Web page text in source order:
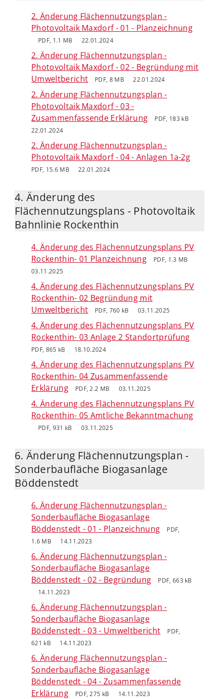
2. Änderung Flächennutzungsplan -
Photovoltaik Maxdorf - 01 - Planzeichnung
PDF, 1.1 MB 22.01.2024
2. Änderung Flächennutzungsplan -
Photovoltaik Maxdorf - 02 - Begründung mit
Umweltbericht
PDF, 8 MB 22.01.2024
2. Änderung Flächennutzungsplan -
Photovoltaik Maxdorf - 03 -
Zusammenfassende Erklärung
PDF, 183 kB
22.01.2024
2. Änderung Flächennutzungsplan -
Photovoltaik Maxdorf - 04 - Anlagen 1a-2g
PDF, 15.6 MB 22.01.2024
4. Änderung des
Flächennutzungsplans - Photovoltaik
Bahnlinie Rockenthin
4. Änderung des Flächennutzungsplans PV
Rockenthin- 01 Planzeichnung
PDF, 1.3 MB
03.11.2025
4. Änderung des Flächennutzungsplans PV
Rockenthin- 02 Begründung mit
Umweltbericht
PDF, 760 kB 03.11.2025
4. Änderung des Flächennutzungsplans PV
Rockenthin- 03 Anlage 2 Standortprüfung
PDF, 865 kB 18.10.2024
4. Änderung des Flächennutzungsplans PV
Rockenthin- 04 Zusammenfassende
Erklärung
PDF, 2.2 MB 03.11.2025
4. Änderung des Flächennutzungsplans PV
Rockenthin- 05 Amtliche Bekanntmachung
PDF, 931 kB 03.11.2025
6. Änderung Flächennutzungsplan -
Sonderbaufläche Biogasanlage
Böddenstedt
6. Änderung Flächennutzungsplan -
Sonderbaufläche Biogasanlage
Böddenstedt - 01 - Planzeichnung
PDF,
1.6 MB
14.11.2023
6. Änderung Flächennutzungsplan -
Sonderbaufläche Biogasanlage
Böddenstedt - 02 - Begründung
PDF, 663 kB
14.11.2023
6. Änderung Flächennutzungsplan -
Sonderbaufläche Biogasanlage
Böddenstedt - 03 - Umweltbericht
PDF,
621 kB
14.11.2023
6. Änderung Flächennutzungsplan -
Sonderbaufläche Biogasanlage
Böddenstedt - 04 - Zusammenfassende
Erklärung
PDF, 275 kB 14.11.2023